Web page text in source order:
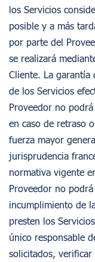
los Servicios
posible y a más
por parte del
se realizará
Cliente. La garantía
de los Servicios
Proveedor no
en caso de retraso
fuerza mayor
jurisprudencia
normativa vigente
Proveedor no
incumplimiento de
presten los
único responsable
solicitados, verificar